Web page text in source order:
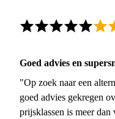
Goed advies en
"Op zoek naar een
goed advies gekregen
prijsklassen is meer